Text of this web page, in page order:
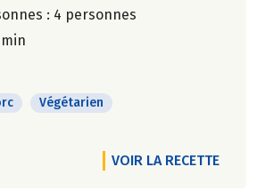
: 4 personnes
Végétarien
VOIR LA RECETTE